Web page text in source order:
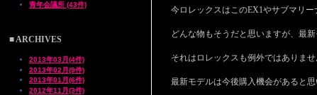
青年会議所 (43件)
■ ARCHIVES
2013年03月(4件)
2013年02月(9件)
2013年01月(6件)
2012年11月(3件)
今ロレックスはこのEX1やサブマリー
どんな物もそうだと思いますが、最
それはロレックスも例外ではありませ
最新モデルは今後購入機会があると